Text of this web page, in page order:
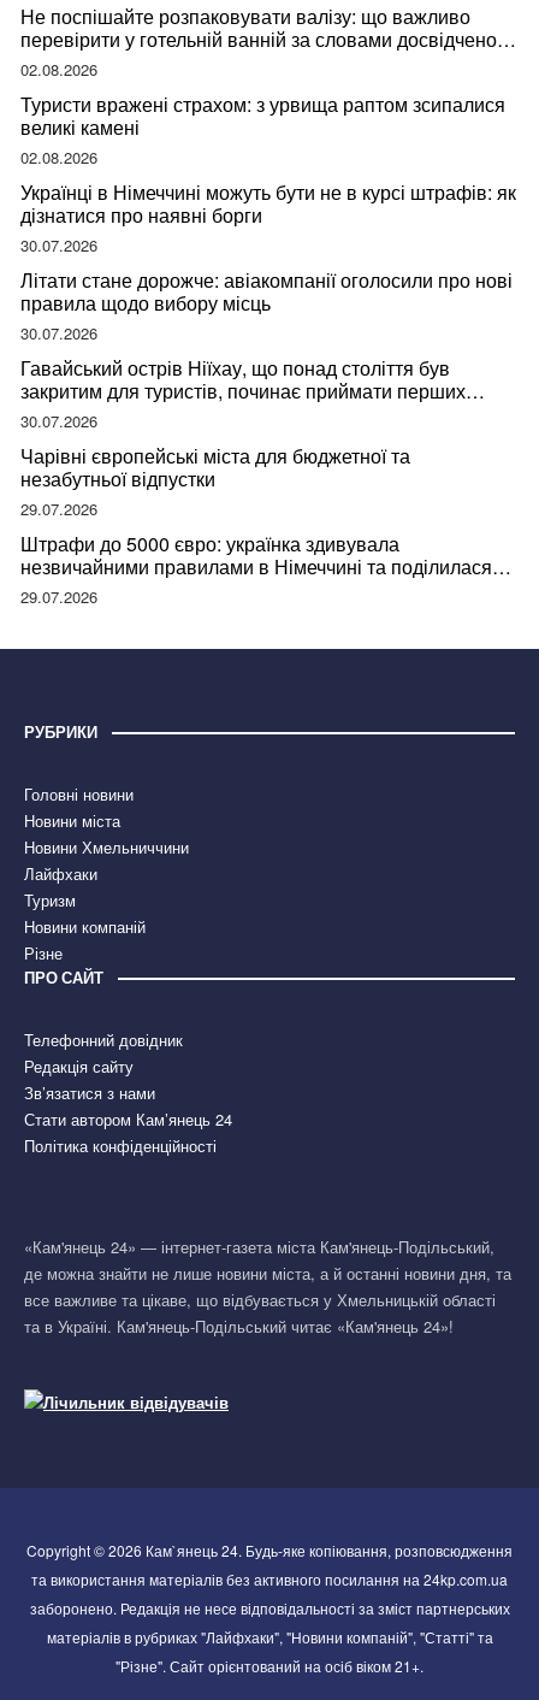
Не поспішайте розпаковувати валізу: що важливо
перевірити у готельній ванній за словами досвідченої
мандрівниці
02.08.2026
Туристи вражені страхом: з урвища раптом зсипалися
великі камені
02.08.2026
Українці в Німеччині можуть бути не в курсі штрафів: як
дізнатися про наявні борги
30.07.2026
Літати стане дорожче: авіакомпанії оголосили про нові
правила щодо вибору місць
30.07.2026
Гавайський острів Ніїхау, що понад століття був
закритим для туристів, починає приймати перших
відвідувачів
30.07.2026
Чарівні європейські міста для бюджетної та
незабутньої відпустки
29.07.2026
Штрафи до 5000 євро: українка здивувала
незвичайними правилами в Німеччині та поділилася
правдою
29.07.2026
РУБРИКИ
Головні новини
Новини міста
Новини Хмельниччини
Лайфхаки
Туризм
Новини компаній
Різне
ПРО САЙТ
Телефонний довідник
Редакція сайту
Зв’язатися з нами
Стати автором Кам’янець 24
Політика конфіденційності
«Кам'янець 24» — інтернет-газета міста Кам'янець-Подільський,
де можна знайти не лише новини міста, а й останні новини дня, та
все важливе та цікаве, що відбувається у Хмельницькій області
та в Україні. Кам'янець-Подільський читає «Кам'янець 24»!
Copyright © 2026 Кам`янець 24. Будь-яке копіювання, розповсюдження
та використання матеріалів без активного посилання на 24kp.com.ua
заборонено. Редакція не несе відповідальності за зміст партнерських
матеріалів в рубриках "Лайфхаки", "Новини компаній", "Статті" та
"Різне". Сайт орієнтований на осіб віком 21+.